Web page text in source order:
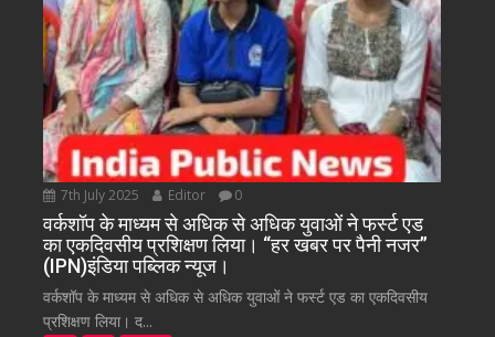
7th July 2025 Editor 0
वर्कशॉप के माध्यम से अधिक से अधिक युवाओं ने फर्स्ट एड
का एकदिवसीय प्रशिक्षण लिया। “हर खबर पर पैनी नजर”
(IPN)इंडिया पब्लिक न्यूज।
वर्कशॉप के माध्यम से अधिक से अधिक युवाओं ने फर्स्ट एड का एकदिवसीय
प्रशिक्षण लिया। द...